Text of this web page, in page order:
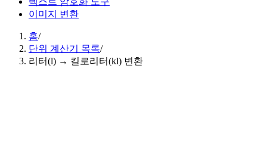
이미지 변환
홈/
단위 계산기 목록/
리터(l) → 킬로리터(kl) 변환